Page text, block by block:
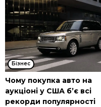
Бізнес
Чому покупка авто на
аукціоні у США б’є всі
рекорди популярності